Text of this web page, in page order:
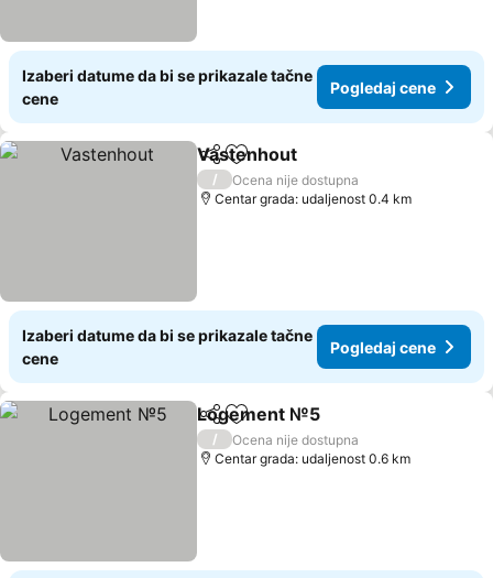
Izaberi datume da bi se prikazale tačne
cene
Pogledaj cene
Deli Dodati u favorite
Vastenhout
/
Ocena nije dostupna
Centar grada: udaljenost 0.4 km
Izaberi datume da bi se prikazale tačne
cene
Pogledaj cene
Deli Dodati u favorite
Logement №5
/
Ocena nije dostupna
Centar grada: udaljenost 0.6 km